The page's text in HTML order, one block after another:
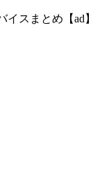
スまとめ【ad】